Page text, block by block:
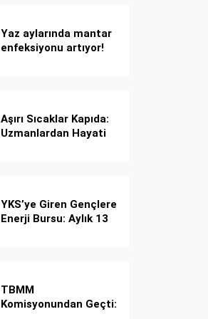
Yaz aylarında mantar
enfeksiyonu artıyor!
Aşırı Sıcaklar Kapıda:
Uzmanlardan Hayati
YKS’ye Giren Gençlere
Enerji Bursu: Aylık 13
TBMM
Komisyonundan Geçti: